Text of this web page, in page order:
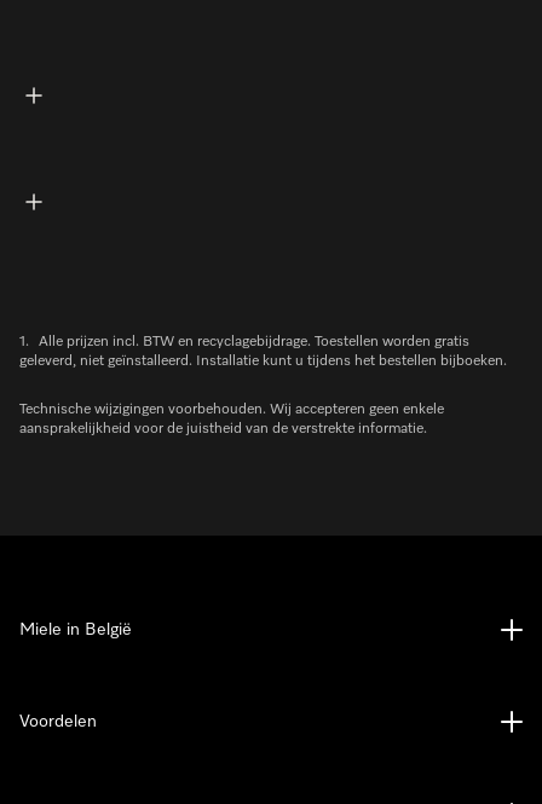
1.
Alle prijzen incl. BTW en recyclagebijdrage. Toestellen worden gratis
geleverd, niet geïnstalleerd. Installatie kunt u tijdens het bestellen bijboeken.
Technische wijzigingen voorbehouden. Wij accepteren geen enkele
aansprakelijkheid voor de juistheid van de verstrekte informatie.
Miele in België
Voordelen